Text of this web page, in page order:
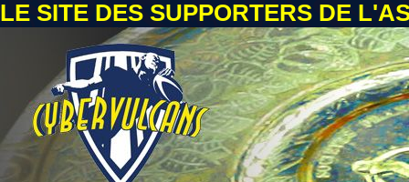
LE SITE DES SUPPORTERS DE